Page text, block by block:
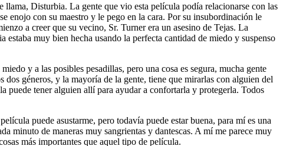
Disturbia. La gente que vio esta película podía relacionarse con las
enojo con su maestro y le pego en la cara. Por su insubordinación le
a creer que su vecino, Sr. Turner era un asesino de Tejas. La
muy bien hecha usando la perfecta cantidad de miedo y suspenso
y a las posibles pesadillas, pero una cosa es segura, mucha gente
géneros, y la mayoría de la gente, tiene que mirarlas con alguien del
puede tener alguien allí para ayudar a confortarla y protegerla. Todos
puede asustarme, pero todavía puede estar buena, para mí es una
minuto de maneras muy sangrientas y dantescas. A mí me parece muy
más importantes que aquel tipo de película.